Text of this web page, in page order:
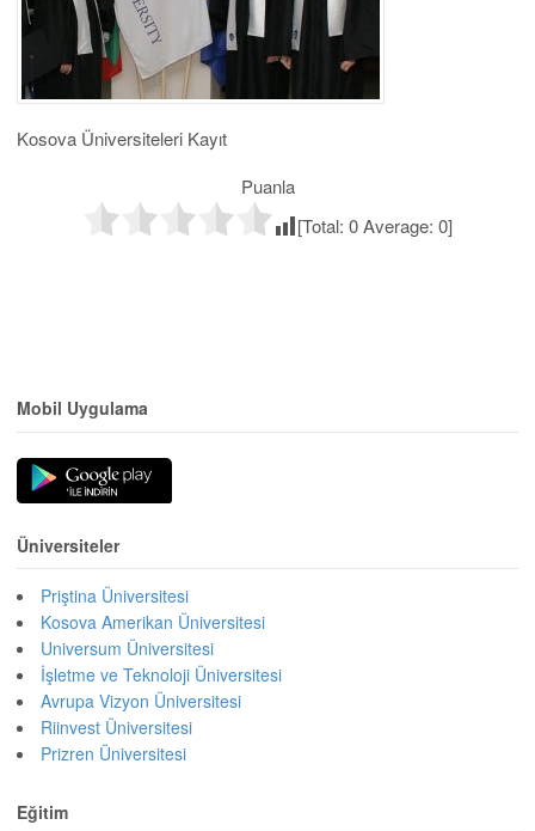
Kosova Üniversiteleri Kayıt
Puanla
[Total: 0Average: 0]
Mobil Uygulama
Üniversiteler
Priştina Üniversitesi
Kosova Amerikan Üniversitesi
Universum Üniversitesi
İşletme ve Teknoloji Üniversitesi
Avrupa Vizyon Üniversitesi
Riinvest Üniversitesi
Prizren Üniversitesi
Eğitim